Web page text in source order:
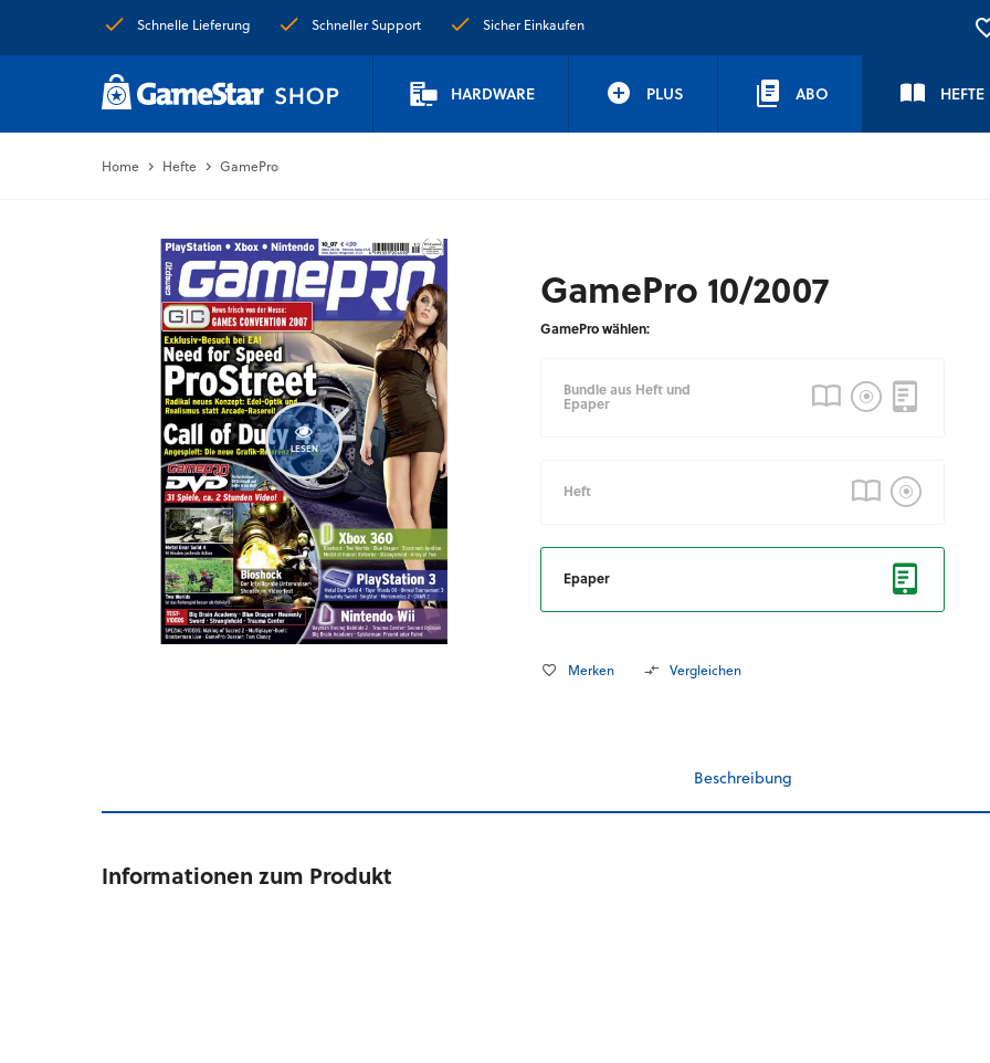
Schnelle Lieferung Schneller Support Sicher Einkaufen
HARDWARE PLUS ABO HEFTE
Home Hefte GamePro
LESEN
GamePro 10/2007
GamePro wählen:
Bundle aus Heft und
Epaper
Heft
Epaper
Merken Vergleichen
Beschreibung
Informationen zum Produkt